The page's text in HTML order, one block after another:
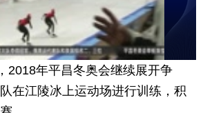
2018年平昌冬奥会继续展开争
在江陵冰上运动场进行训练，积